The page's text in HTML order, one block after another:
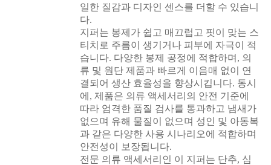
일한 질감과 디자인 센스를 더할 수 있습니
다.
지퍼는 봉제가 쉽고 매끄럽고 핏이 맞는 스
티치로 주름이 생기거나 피부에 자극이 적
습니다. 다양한 봉제 공정에 적합하며, 의
류 및 원단 제품과 빠르게 이음매 없이 연
결되어 생산 효율성을 향상시킵니다. 동시
에, 제품은 의류 액세서리의 안전 기준에
따라 엄격한 품질 검사를 통과하고 냄새가
없으며 유해 물질이 없으며 성인 및 아동복
과 같은 다양한 사용 시나리오에 적합하며
안전성이 보장됩니다.
전문 의류 액세서리인 이 지퍼는 단추, 심